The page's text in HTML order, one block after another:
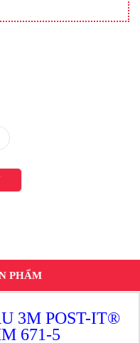
PHẨM
3M POST-IT®
671-5